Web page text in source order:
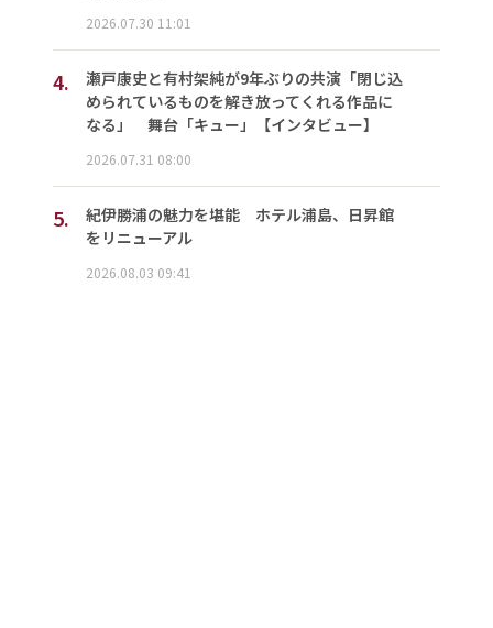
2026.07.30 11:01
4.
瀬戸康史と有村架純が9年ぶりの共演「閉じ込
められているものを解き放ってくれる作品に
なる」 舞台「キュー」【インタビュー】
2026.07.31 08:00
5.
紀伊勝浦の魅力を堪能 ホテル浦島、日昇館
をリニューアル
2026.08.03 09:41